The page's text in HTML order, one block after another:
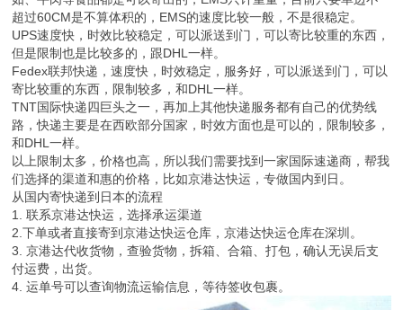
如、牛肉等食品都是可以寄出的，EMS只计重量，目前只要单边不
超过60CM是不算体积的，EMS的速度比较一般，不是很稳定。
UPS速度快，时效比较稳定，可以派送到门，可以寄比较重的东西，
但是限制也是比较多的，跟DHL一样。
Fedex联邦快递，速度快，时效稳定，服务好，可以派送到门，可以
寄比较重的东西，限制较多，和DHL一样。
TNT国际快递四巨头之一，再加上其他快递服务都有自己的优势线
路，快递主要是在西欧部分国家，时效方面也是可以的，限制较多，
和DHL一样。
以上限制太多，价格也高，所以我们需要找到一家国际速递商，帮我
们选择的渠道和惠的价格，比如京港达快运，专做国内到日。
从国内寄快递到日本的流程
1. 联系京港达快运，选择承运渠道
2.下单或者直接寄到京港达快运仓库，京港达快运仓库在深圳。
3. 京港达代收货物，查验货物，拆箱、合箱、打包，确认无误后支
付运费，出货。
4. 运单号可以查询物流运输信息，等待签收包裹。